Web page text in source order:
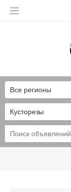
Кусторезы
Все регионы